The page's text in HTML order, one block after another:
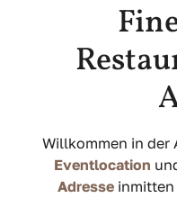
Willkommen in der
Eventlocation
Adresseinmitten